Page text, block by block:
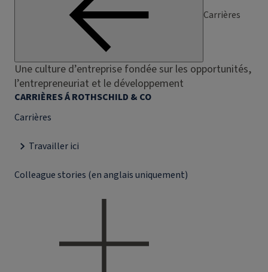
Carrières
Une culture d’entreprise fondée sur les opportunités,
l’entrepreneuriat et le développement
CARRIÈRES Á ROTHSCHILD & CO
Carrières
Travailler ici
Colleague stories (en anglais uniquement)